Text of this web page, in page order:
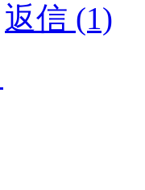
返信 (1)